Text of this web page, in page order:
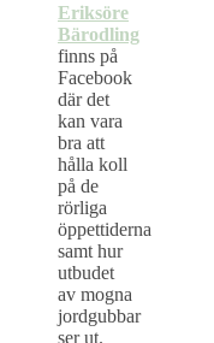
Eriksöre
Bärodling
finns på
Facebook
där det
kan vara
bra att
hålla koll
på de
rörliga
öppettiderna
samt hur
utbudet
av mogna
jordgubbar
ser ut.